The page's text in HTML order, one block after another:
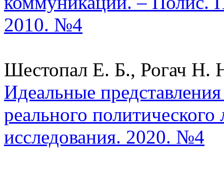
2010. №4
Шестопал Е. Б., Рогач Н.
Идеальные
реального
исследования. 2020. №4